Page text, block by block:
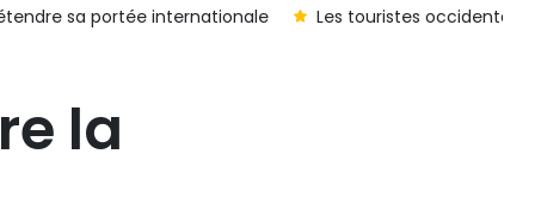
sa portée internationale Les touristes
la